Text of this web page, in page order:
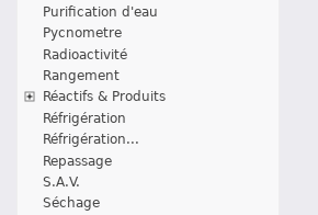
Purification d'eau
Pycnometre
Radioactivité
Rangement
Réactifs & Produits
Réfrigération
Réfrigération...
Repassage
S.A.V.
Séchage